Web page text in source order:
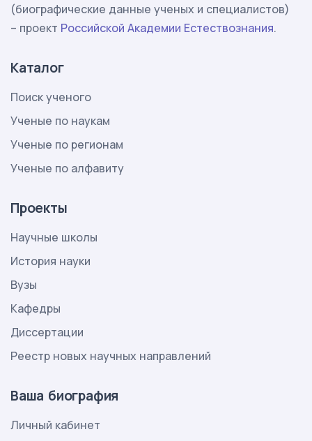
(биографические данные ученых и специалистов)
– проект Российской Академии Естествознания.
Каталог
Поиск ученого
Ученые по наукам
Ученые по регионам
Ученые по алфавиту
Проекты
Научные школы
История науки
Вузы
Кафедры
Диссертации
Реестр новых научных направлений
Ваша биография
Личный кабинет